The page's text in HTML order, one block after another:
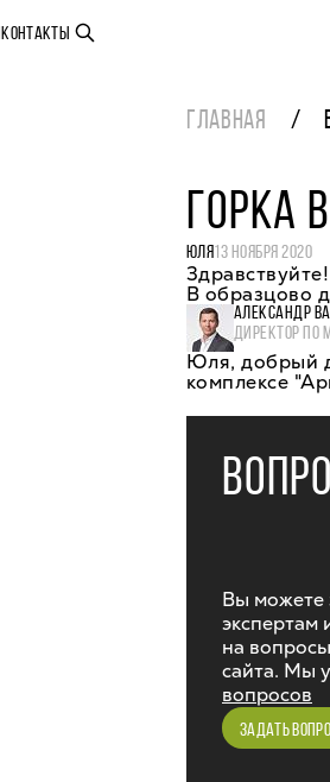
КОНТАКТЫ
ГЛАВНАЯ
ГОРКА
ЮЛЯ13 НОЯБРЯ 2020
Здравствуйте!
В образцово
АЛЕКСАНДР
ДИРЕКТОР ПО
Юля, добрый
комплексе
Вы можете
экспертам
на
сайта. Мы
вопросов
ЗАДАТЬ